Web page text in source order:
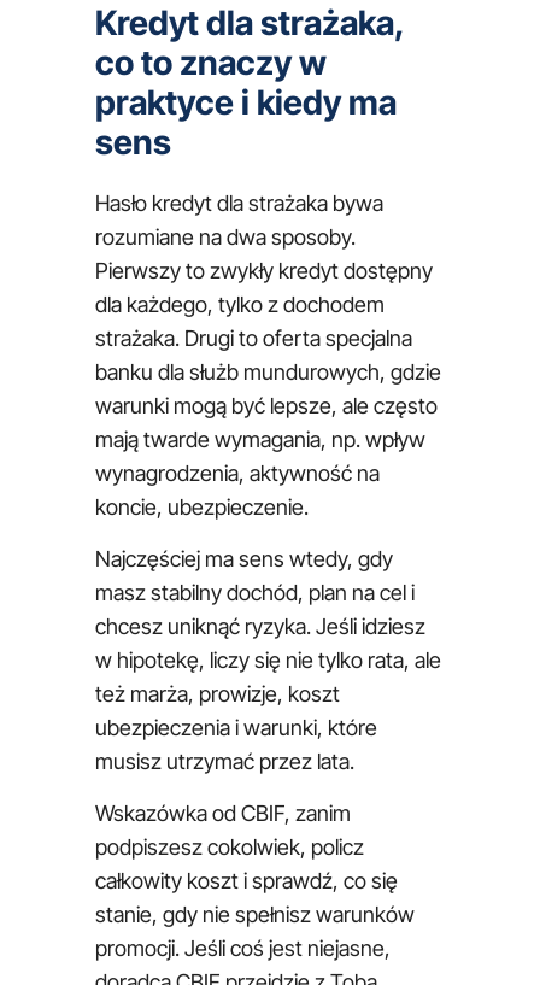
Kredyt dla strażaka,
co to znaczy w
praktyce i kiedy ma
sens
Hasło kredyt dla strażaka bywa
rozumiane na dwa sposoby.
Pierwszy to zwykły kredyt dostępny
dla każdego, tylko z dochodem
strażaka. Drugi to oferta specjalna
banku dla służb mundurowych, gdzie
warunki mogą być lepsze, ale często
mają twarde wymagania, np. wpływ
wynagrodzenia, aktywność na
koncie, ubezpieczenie.
Najczęściej ma sens wtedy, gdy
masz stabilny dochód, plan na cel i
chcesz uniknąć ryzyka. Jeśli idziesz
w hipotekę, liczy się nie tylko rata, ale
też marża, prowizje, koszt
ubezpieczenia i warunki, które
musisz utrzymać przez lata.
Wskazówka od CBIF, zanim
podpiszesz cokolwiek, policz
całkowity koszt i sprawdź, co się
stanie, gdy nie spełnisz warunków
promocji. Jeśli coś jest niejasne,